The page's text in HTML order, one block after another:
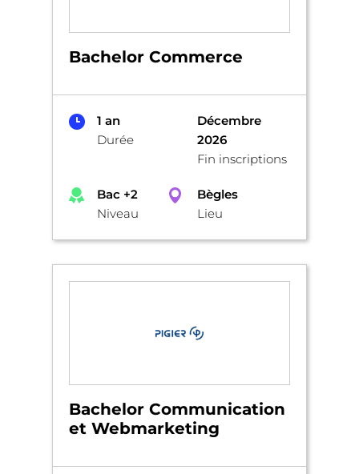
Bachelor Commerce
1 an
Durée
Décembre
2026
Fin inscriptions
Bac +2
Niveau
Bègles
Lieu
Bachelor Communication
et Webmarketing